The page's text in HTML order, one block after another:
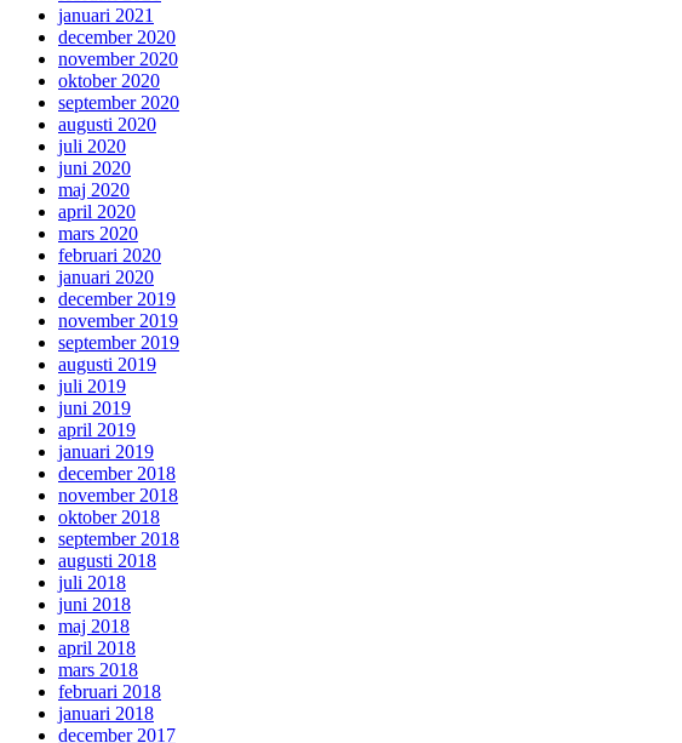
januari 2021
december 2020
november 2020
oktober 2020
september 2020
augusti 2020
juli 2020
juni 2020
maj 2020
april 2020
mars 2020
februari 2020
januari 2020
december 2019
november 2019
september 2019
augusti 2019
juli 2019
juni 2019
april 2019
januari 2019
december 2018
november 2018
oktober 2018
september 2018
augusti 2018
juli 2018
juni 2018
maj 2018
april 2018
mars 2018
februari 2018
januari 2018
december 2017